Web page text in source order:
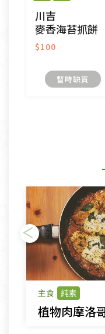
川吉
麥香海苔抓餅
$100
暫時缺貨
主食 純素